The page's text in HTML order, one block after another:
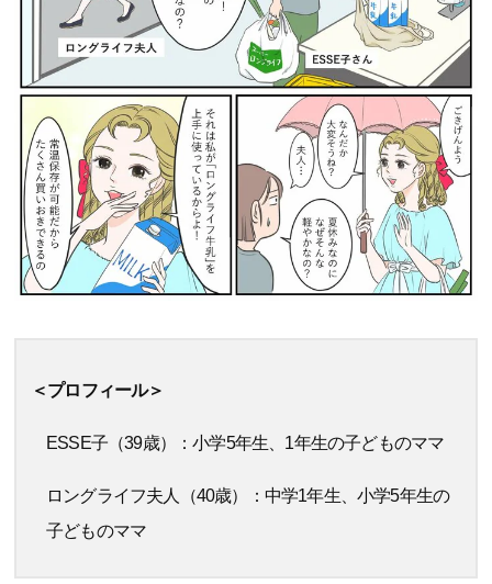
＜プロフィール＞
ESSE子（39歳）：小学5年生、1年生の子どものママ
ロングライフ夫人（40歳）：中学1年生、小学5年生の
子どものママ